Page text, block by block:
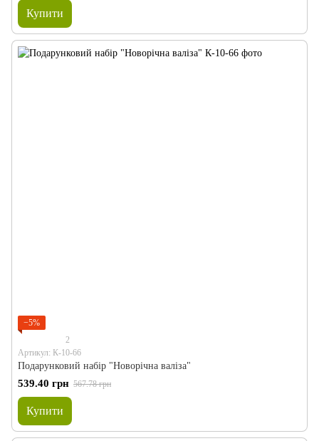
Купити
−5%
2
Артикул: К-10-66
Подарунковий набір "Новорічна валіза"
539.40 грн 567.78 грн
Купити